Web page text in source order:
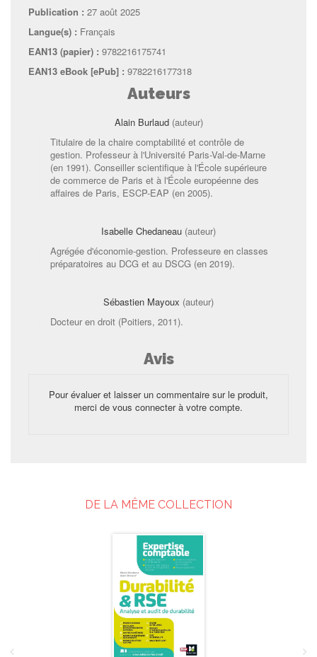
Publication : 27 août 2025
Langue(s) : Français
EAN13 (papier) : 9782216175741
EAN13 eBook [ePub] : 9782216177318
Auteurs
Alain Burlaud(auteur)
Titulaire de la chaire comptabilité et contrôle de
gestion. Professeur à l'Université Paris-Val-de-Marne
(en 1991). Conseiller scientifique à l'École supérieure
de commerce de Paris et à l'École européenne des
affaires de Paris, ESCP-EAP (en 2005).
Isabelle Chedaneau (auteur)
Agrégée d'économie-gestion. Professeure en classes
préparatoires au DCG et au DSCG (en 2019).
Sébastien Mayoux (auteur)
Docteur en droit (Poitiers, 2011).
Avis
Pour évaluer et laisser un commentaire sur le produit,
merci de vous connecter à votre compte.
DE LA MÊME COLLECTION